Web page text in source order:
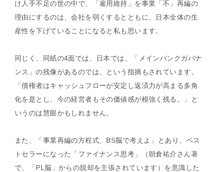
け人手不足の世の中で、「雇用維持」を事業「不」再編の
理由にするのは、会社を弱くするとともに、日本全体の生
産性を下げていることになると私も思います。
同じく、同紙の4面では、日本では、「メインバンクガバナ
ンス」の残像があるのでは、という指摘もされています。
「債権者はキャッシュフローが安定し返済力が高まる多角
化を是とし、今の経営者もその価値感が根強く残る。」と
いうのは慧眼かもしれません。
また、「事業再編の方程式、BS脳で考えよ」とあり、ベス
トセラーになった「ファイナンス思考」（朝倉祐介さん著
で、「PL脳」からの脱却を主張されています）を意識した